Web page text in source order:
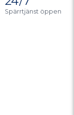
Spärrtjänst öppen